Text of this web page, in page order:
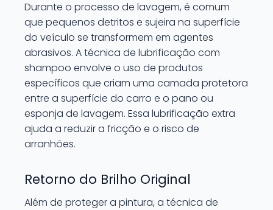
Durante o processo de lavagem, é comum
que pequenos detritos e sujeira na superfície
do veículo se transformem em agentes
abrasivos. A técnica de lubrificação com
shampoo envolve o uso de produtos
específicos que criam uma camada protetora
entre a superfície do carro e o pano ou
esponja de lavagem. Essa lubrificação extra
ajuda a reduzir a fricção e o risco de
arranhões.
Retorno do Brilho Original
Além de proteger a pintura, a técnica de